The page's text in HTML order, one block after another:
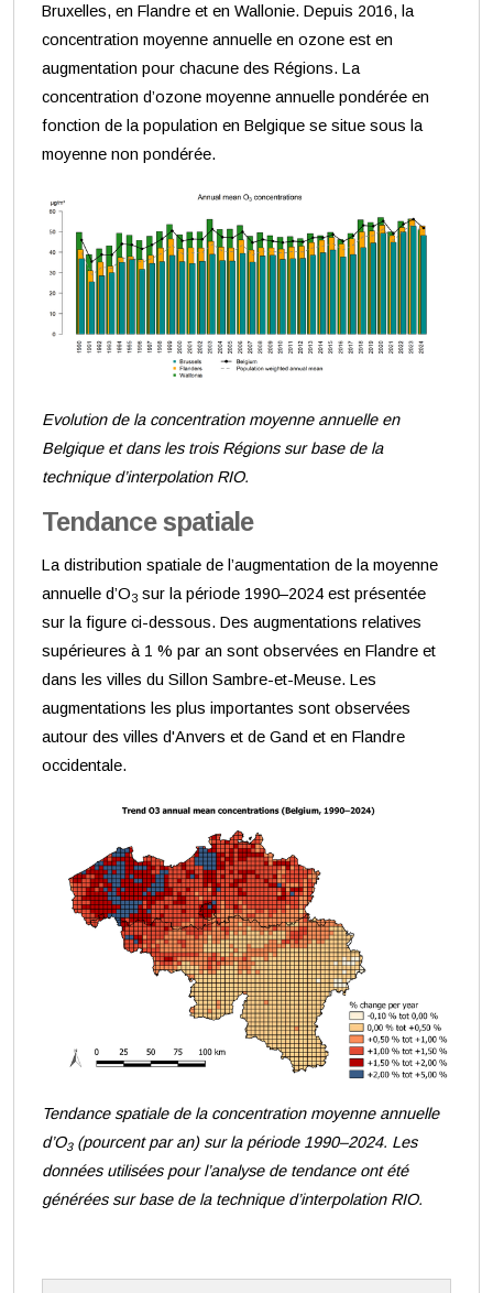
Bruxelles, en Flandre et en Wallonie. Depuis 2016, la
concentration moyenne annuelle en ozone est en
augmentation pour chacune des Régions. La
concentration d’ozone moyenne annuelle pondérée en
fonction de la population en Belgique se situe sous la
moyenne non pondérée.
Evolution de la concentration moyenne annuelle en
Belgique et dans les trois Régions sur base de la
technique d’interpolation RIO.
Tendance spatiale
La distribution spatiale de l’augmentation de la moyenne
annuelle d’O3 sur la période 1990–2024 est présentée
sur la figure ci-dessous. Des augmentations relatives
supérieures à 1 % par an sont observées en Flandre et
dans les villes du Sillon Sambre-et-Meuse. Les
augmentations les plus importantes sont observées
autour des villes d'Anvers et de Gand et en Flandre
occidentale.
Tendance spatiale de la concentration moyenne annuelle
d’O3(pourcent par an) sur la période 1990–2024. Les
données utilisées pour l’analyse de tendance ont été
générées sur base de la technique d’interpolation RIO.